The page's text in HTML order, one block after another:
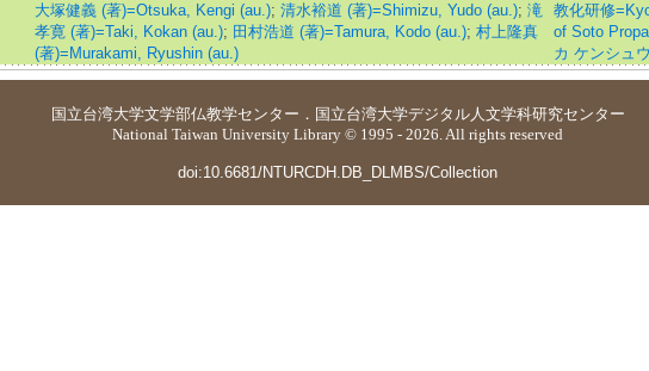
大塚健義 (著)=Otsuka, Kengi (au.); 清水裕道 (著)=Shimizu, Yudo (au.); 滝
孝寛 (著)=Taki, Kokan (au.); 田村浩道 (著)=Tamura, Kodo (au.); 村上隆真
(著)=Murakami, Ryushin (au.)
教化研修
of Soto
カ ケンシュウ
国立台湾大学文学部仏教学センター ． 国立台湾大学デジタル人文学科研究センター
National Taiwan University Library © 1995 - 2026. All rights reserved
doi:10.6681/NTURCDH.DB_DLMBS/Collection